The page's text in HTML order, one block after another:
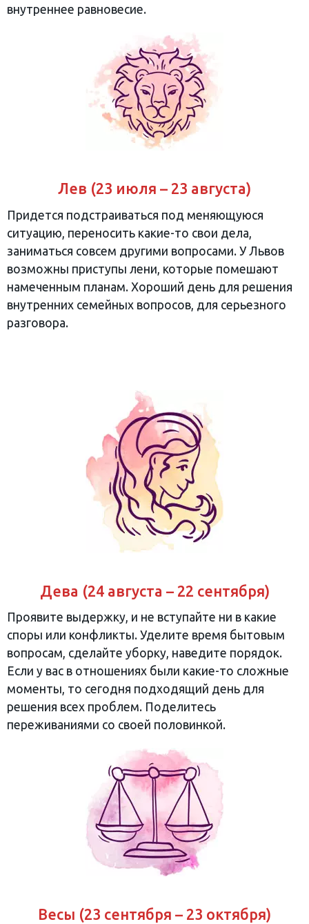
внутреннее равновесие.
Лев (23 июля – 23 августа)
Придется подстраиваться под меняющуюся
ситуацию, переносить какие-то свои дела,
заниматься совсем другими вопросами. У Львов
возможны приступы лени, которые помешают
намеченным планам. Хороший день для решения
внутренних семейных вопросов, для серьезного
разговора.
Дева (24 августа – 22 сентября)
Проявите выдержку, и не вступайте ни в какие
споры или конфликты. Уделите время бытовым
вопросам, сделайте уборку, наведите порядок.
Если у вас в отношениях были какие-то сложные
моменты, то сегодня подходящий день для
решения всех проблем. Поделитесь
переживаниями со своей половинкой.
Весы (23 сентября – 23 октября)